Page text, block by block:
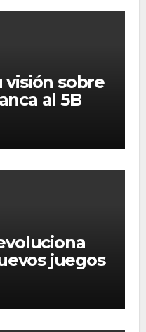
visión sobre
al 5B
juegos